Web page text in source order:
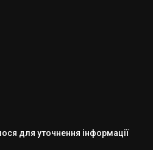
для уточнення інформації